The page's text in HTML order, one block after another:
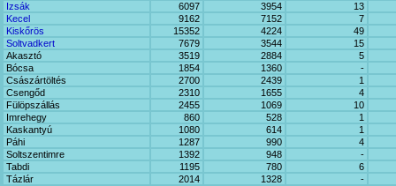
Izsák
6097 3954
13
Kecel
9162 7152
7
Kiskőrös
15352 4224
49
Soltvadkert
7679 3544
15
Akasztó
3519 2884
5
Bócsa
1854 1360
-
Császártöltés
2700 2439
1
Csengőd
2310 1655
4
Fülöpszállás
2455 1069
10
Imrehegy
860 528
1
Kaskantyú
1080 614
1
Páhi
1287 990
4
Soltszentimre
1392 948
-
Tabdi
1195 780
6
Tázlár
2014 1328
-